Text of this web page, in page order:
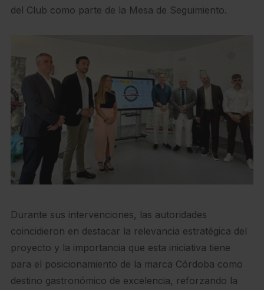
del Club como parte de la Mesa de Seguimiento.
Durante sus intervenciones, las autoridades
coincidieron en destacar la relevancia estratégica del
proyecto y la importancia que esta iniciativa tiene
para el posicionamiento de la marca Córdoba como
destino gastronómico de excelencia, reforzando la